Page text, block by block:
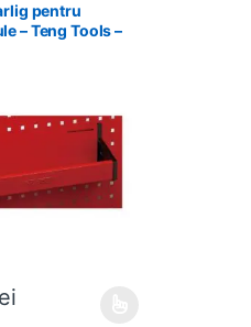
pentru
– Teng Tools –